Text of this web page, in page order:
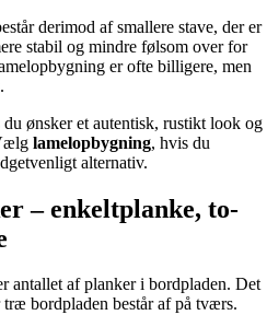
derimod af smallere stave, der er
stabil og mindre følsom over for
er ofte billigere, men
du ønsker et autentisk, rustikt look og
lamelopbygning, hvis du
alternativ.
– enkeltplanke, to-
antallet af planker i bordpladen. Det
bordpladen består af på tværs.